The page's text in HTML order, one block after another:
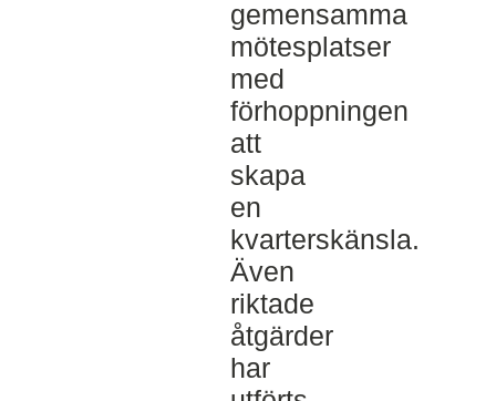
gemensamma
mötesplatser
med
förhoppningen
att
skapa
en
kvarterskänsla.
Även
riktade
åtgärder
har